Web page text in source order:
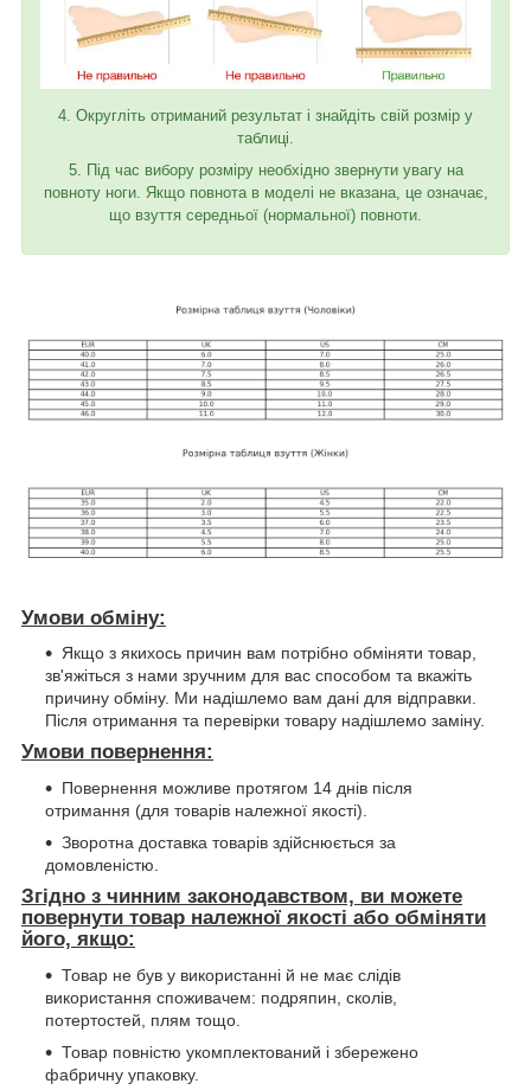
4. Округліть отриманий результат і знайдіть свій розмір у
таблиці.
5. Під час вибору розміру необхідно звернути увагу на
повноту ноги. Якщо повнота в моделі не вказана, це означає,
що взуття середньої (нормальної) повноти.
Умови обміну:
Якщо з якихось причин вам потрібно обміняти товар,
зв'яжіться з нами зручним для вас способом та вкажіть
причину обміну. Ми надішлемо вам дані для відправки.
Після отримання та перевірки товару надішлемо заміну.
Умови повернення:
Повернення можливе протягом 14 днів після
отримання (для товарів належної якості).
Зворотна доставка товарів здійснюється за
домовленістю.
Згідно з чинним законодавством, ви можете
повернути товар належної якості або обміняти
його, якщо:
Товар не був у використанні й не має слідів
використання споживачем: подряпин, сколів,
потертостей, плям тощо.
Товар повністю укомплектований і збережено
фабричну упаковку.